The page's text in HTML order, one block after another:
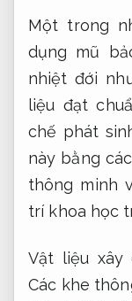
Một trong
dụng mũ
nhiệt đới
liệu đạt
chế phát
này bằng
thông minh
trí khoa học
Vật liệu xây
Các khe